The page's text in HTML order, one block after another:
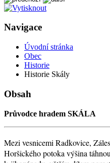
Navigace
Úvodní stránka
Obec
Historie
Historie Skály
Obsah
Průvodce hradem SKÁLA
Mezi vesnicemi Radkovice,
Horšického potoka výšina